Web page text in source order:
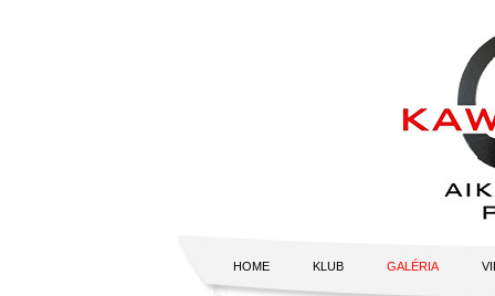
HOME KLUB GALÉRIA